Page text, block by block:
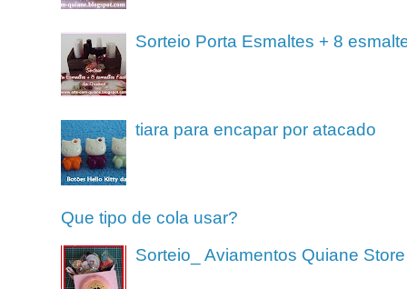
Sorteio Porta Esmaltes + 8
tiara para encapar por atacado
Que tipo de cola usar?
Sorteio_ Aviamentos Quiane Store